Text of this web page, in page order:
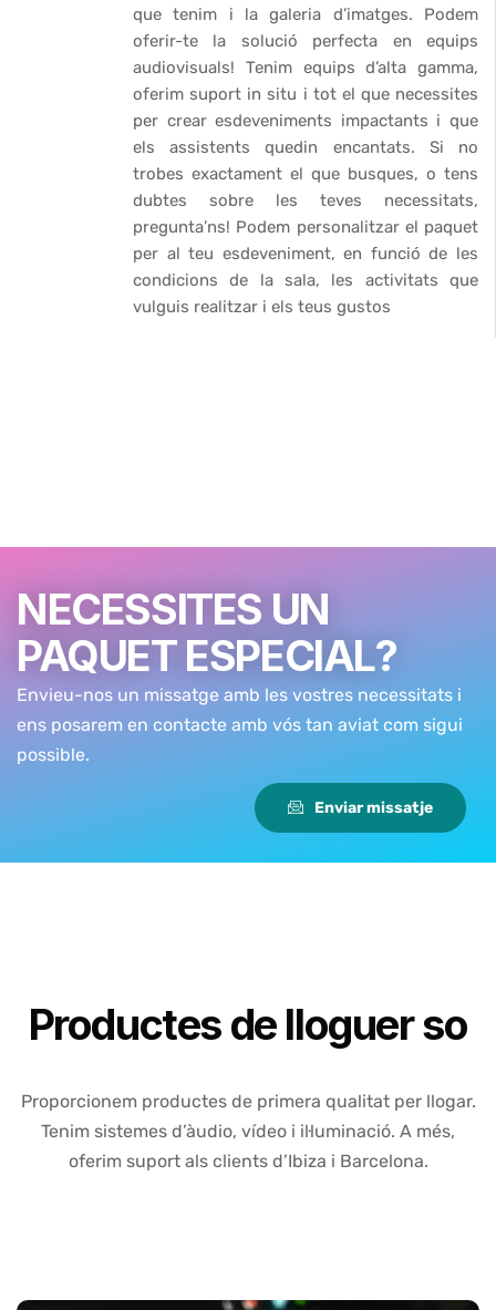
que tenim i la galeria d’imatges. Podem
oferir-te la solució perfecta en equips
audiovisuals! Tenim equips d’alta gamma,
oferim suport in situ i tot el que necessites
per crear esdeveniments impactants i que
els assistents quedin encantats. Si no
trobes exactament el que busques, o tens
dubtes sobre les teves necessitats,
pregunta’ns! Podem personalitzar el paquet
per al teu esdeveniment, en funció de les
condicions de la sala, les activitats que
vulguis realitzar i els teus gustos
NECESSITES UN
PAQUET ESPECIAL?
Envieu-nos un missatge amb les vostres necessitats i
ens posarem en contacte amb vós tan aviat com sigui
possible.
Enviar missatje
Productes de lloguer so
Proporcionem productes de primera qualitat per llogar.
Tenim sistemes d’àudio, vídeo i il·luminació. A més,
oferim suport als clients d’Ibiza i Barcelona.